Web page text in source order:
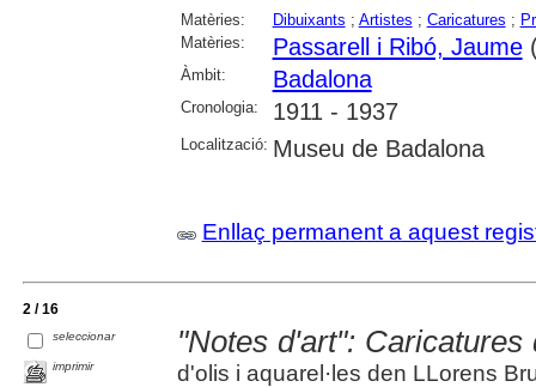
Matèries: Dibuixants ; Artistes ; Caricatures ;
Matèries:
Passarell i Ribó, Jaume
Àmbit: Badalona
Cronologia: 1911 - 1937
Localització: Museu de Badalona
Enllaç permanent a aquest
2 / 16
seleccionar
imprimir
"Notes d'art":
d'olis i aquarel·les den LLorens